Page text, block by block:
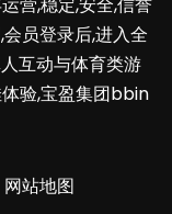
员登录后,进入全
互动与体育类游
验,宝盈集团bbin
网站地图